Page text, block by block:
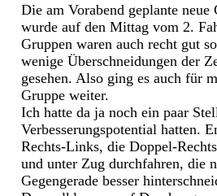
Die am Vorabend geplante neue
wurde auf den Mittag vom 2.
Gruppen waren auch recht gut
wenige Überschneidungen der
gesehen. Also ging es auch für
Gruppe weiter.
Ich hatte da ja noch ein paar
Verbesserungspotential hatten.
Rechts-Links, die Doppel-
und unter Zug durchfahren, die
Gegengerade besser